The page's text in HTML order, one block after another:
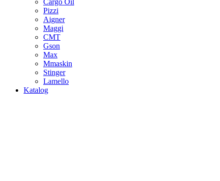
Pizzi
Aigner
Maggi
CMT
Gson
Max
Mmaskin
Stinger
Lamello
Katalog